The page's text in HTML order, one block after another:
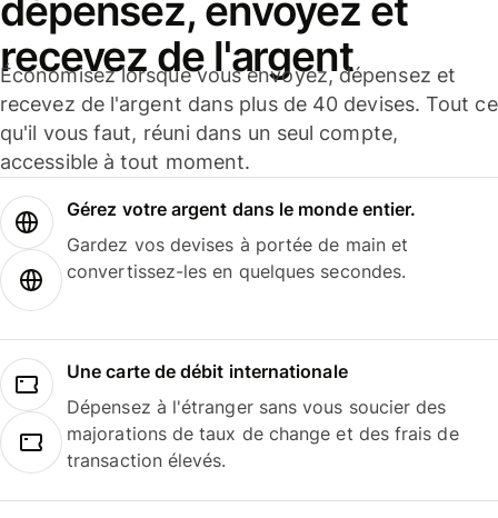
dépensez, envoyez et
recevez de l'argent
Économisez lorsque vous envoyez, dépensez et
recevez de l'argent dans plus de 40 devises. Tout ce
qu'il vous faut, réuni dans un seul compte,
accessible à tout moment.
Gérez votre argent dans le monde entier.
Gardez vos devises à portée de main et
convertissez-les en quelques secondes.
Une carte de débit internationale
Dépensez à l'étranger sans vous soucier des
majorations de taux de change et des frais de
transaction élevés.